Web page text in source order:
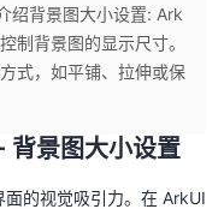
绍背景图大小设置: Ark
制背景图的显示尺寸。
式，如平铺、拉伸或保
景图大小设置
的视觉吸引力。在 ArkUI